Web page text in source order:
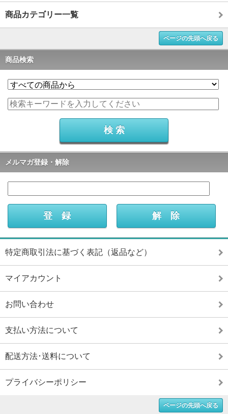
商品カテゴリー一覧
ページの先頭へ戻る
商品検索
メルマガ登録・解除
特定商取引法に基づく表記（返品など）
マイアカウント
お問い合わせ
支払い方法について
配送方法･送料について
プライバシーポリシー
ページの先頭へ戻る